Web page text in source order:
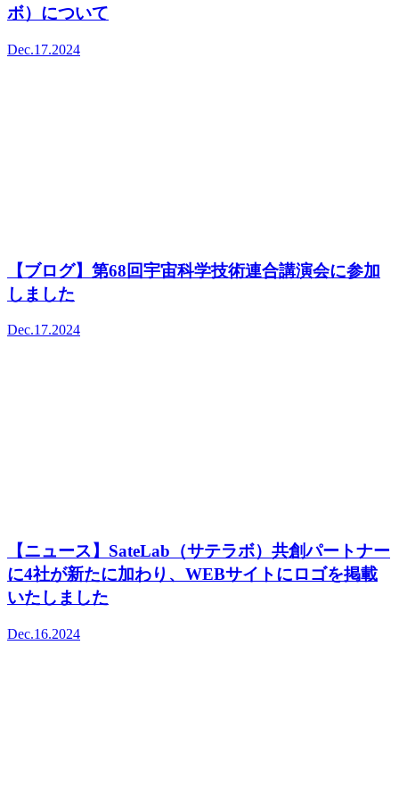
ボ）について
Dec.17.2024
【ブログ】第68回宇宙科学技術連合講演会に参加
しました
Dec.17.2024
【ニュース】SateLab（サテラボ）共創パートナー
に4社が新たに加わり、WEBサイトにロゴを掲載
いたしました
Dec.16.2024